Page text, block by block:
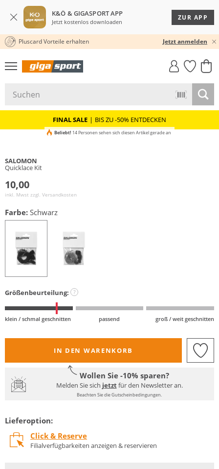
K&Ö & GIGASPORT APP
Jetzt kostenlos downloaden
ZUR APP
KOSTENLOSER VERSAND* & RÜCKVERSAND
30 TAGE RÜCKGABERECHT
Pluscard Vorteile erhalten Jetzt anmelden
GIGASTYLE
FAHRRAD­
MUST-HAVE
FINAL SALE | BIS ZU -50% ENTDECKEN
Beliebt! 14 Personen sehen sich diesen Artikel gerade an
SALOMON
Quicklace Kit
10,00
inkl. Mwst zzgl. Versandkosten
Farbe: Schwarz
Größenbeurteilung: ?
klein / schmal geschnitten passend groß / weit geschnitten
IN DEN WARENKORB
Wollen Sie -10% sparen?
Melden Sie sich jetztfür den Newsletter an.
Beachten Sie die Gutscheinbedingungen.
Lieferoption:
Click & Reserve
Filialverfügbarkeiten anzeigen & reservieren